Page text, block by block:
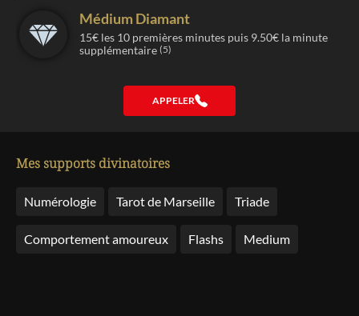
Médium Diamant
15€ les 10 premières minutes puis 9.50€ la minute
supplémentaire (5)
APPELER
Mes supports divinatoires
Numérologie Tarot de Marseille Triade
Comportement amoureux Flashs Medium